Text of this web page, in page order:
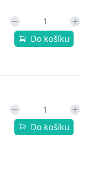
Do košíku
Do košíku